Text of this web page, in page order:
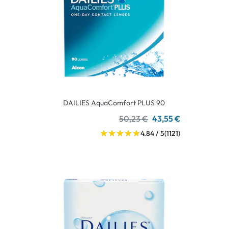
DAILIES AquaComfort PLUS 90
50,23 € 43,55 €
4.84 / 5(1121)